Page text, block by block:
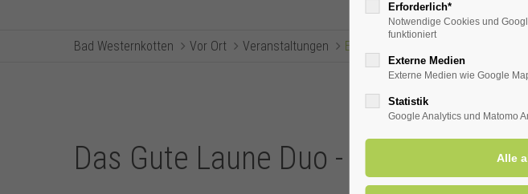
Bad Westernkotten Vor Ort Veranstaltungen Eventsreader (Timeline)
Das Gute Laune Duo - Ohrwürmer
Erforderlich*
Notwendige Cookies und
funktioniert
Externe Medien
Externe Medien wie Google
Statistik
Google Analytics und Matomo